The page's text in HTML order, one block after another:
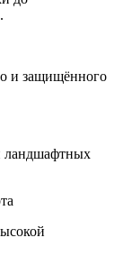
и защищённого
ландшафтных